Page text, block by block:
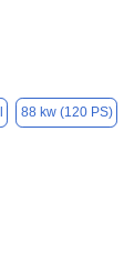
88 kw (120 PS)